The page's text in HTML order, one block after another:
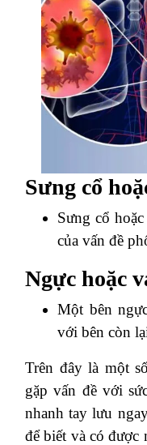
Sưng cổ
Sưng cổ
của vấn đề
Ngực hoặc
Một bên
với bên còn
Trên đây là một
gặp vấn đề với
nhanh tay lưu
để biết và có được